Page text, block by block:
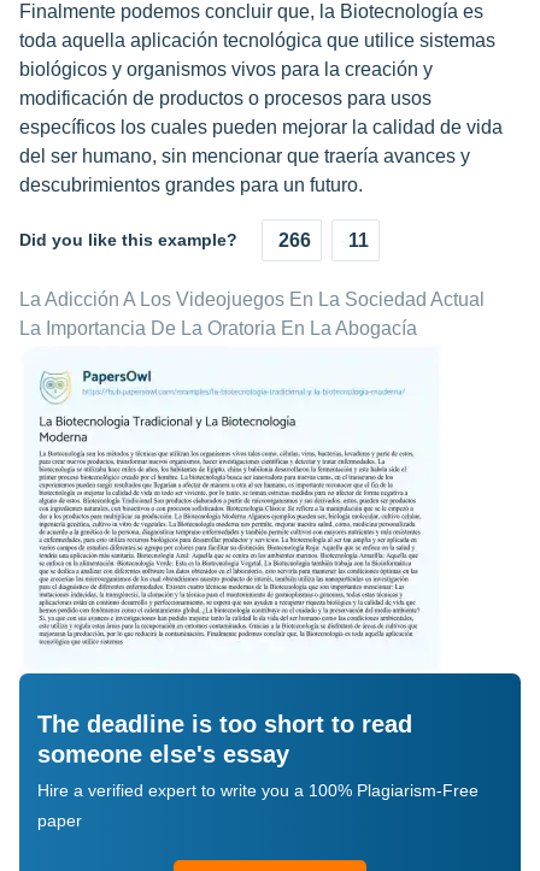
Finalmente podemos concluir que, la Biotecnología es
toda aquella aplicación tecnológica que utilice sistemas
biológicos y organismos vivos para la creación y
modificación de productos o procesos para usos
específicos los cuales pueden mejorar la calidad de vida
del ser humano, sin mencionar que traería avances y
descubrimientos grandes para un futuro.
Did you like this example? 266 11
La Adicción A Los Videojuegos En La Sociedad Actual
La Importancia De La Oratoria En La Abogacía
The deadline is too short to read
someone else's essay
Hire a verified expert to write you a 100% Plagiarism-Free
paper